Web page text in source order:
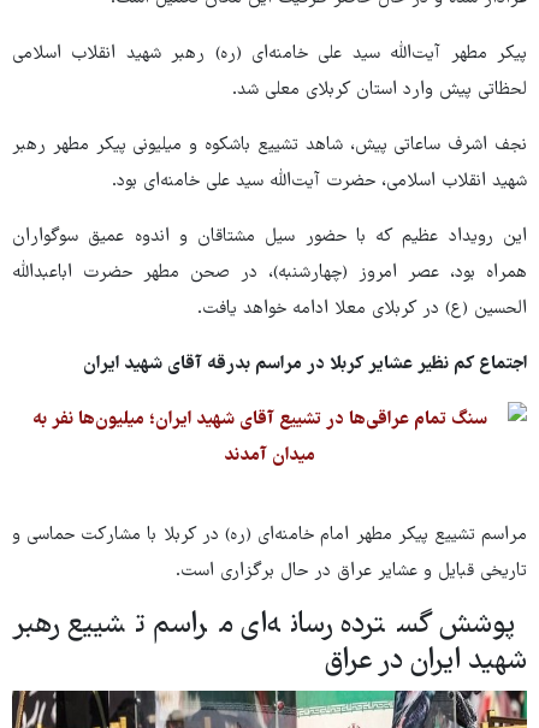
پیکر مطهر آیت‌الله سید علی خامنه‌ای (ره) رهبر شهید انقلاب اسلامی
لحظاتی پیش وارد استان کربلای معلی شد.
نجف اشرف ساعاتی پیش، شاهد تشییع باشکوه و میلیونی پیکر مطهر رهبر
شهید انقلاب اسلامی، حضرت آیت‌الله سید علی خامنه‌ای بود.
این رویداد عظیم که با حضور سیل مشتاقان و اندوه عمیق سوگواران
همراه بود، عصر امروز (چهارشنبه)، در صحن مطهر حضرت اباعبدالله
الحسین (ع) در کربلای معلا ادامه خواهد یافت.
اجتماع کم نظیر عشایر کربلا در مراسم بدرقه آقای شهید ایران
مراسم تشییع پیکر مطهر امام خامنه‌ای (ره) در کربلا با مشارکت حماسی و
تاریخی قبایل و عشایر عراق در حال برگزاری است.
پوشش گسترده رسانه‌ای مراسم تشییع رهبر
شهید ایران در عراق